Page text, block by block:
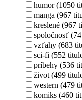
humor (1050
manga (967
kreslené (967
spoločnosť
vzťahy (683
sci-fi (552
príbehy (536
život (499
western (479
komiks (460